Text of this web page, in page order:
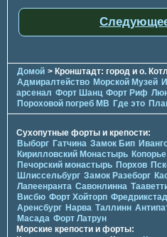
Домой > Кронштадт: город и о.
Адмиралтейство Морской Музей
арсенал Форт Шанц Форт Риф
Пороховой погреб МВ Где это
Сухопутные форты и крепости:
Выборг Гатчина Замок Бип
Кирилловский Монастырь Копорье
Печорcкий монастырь Порхов
Шлиссельбург Замок Разеборг
Лапеенранта Савонлинна
Висбю Форт Хойторп Фредрикстад
Аренсбург Нарва Таллинн
Масада Форт Латрун
Морские крепости и форты: